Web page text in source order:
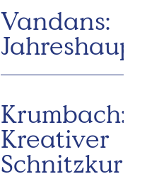
Vandans:
Krumbach:
Kreativer
Schnitzkurs